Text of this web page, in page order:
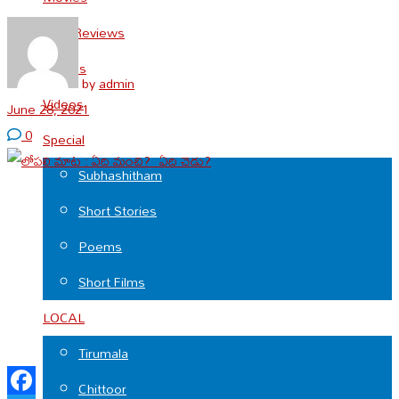
Cine Reviews
Photos
Videos
Special
Subhashitham
Short Stories
Poems
Short Films
LOCAL
Tirumala
Chittoor
byadmin
June 28, 2021
0